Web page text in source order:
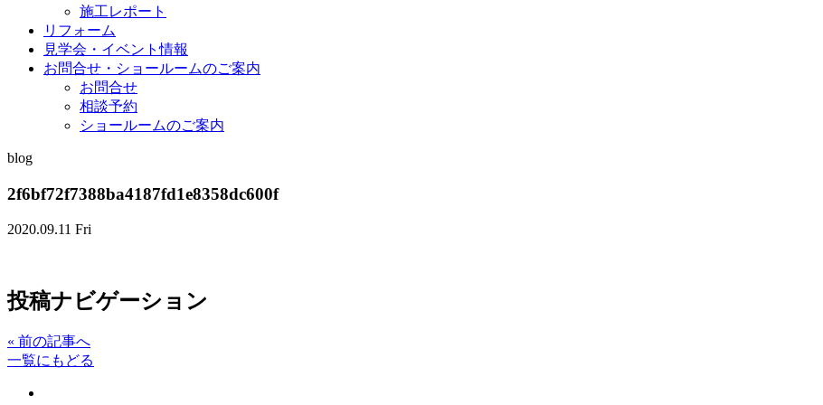
施工レポート
リフォーム
見学会・イベント情報
お問合せ・ショールームのご案内
お問合せ
相談予約
ショールームのご案内
blog
2f6bf72f7388ba4187fd1e8358dc600f
2020.09.11 Fri
投稿ナビゲーション
« 前の記事へ
一覧にもどる